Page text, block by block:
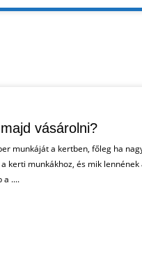
vásárolni?
munkáját a kertben, főleg ha
kerti munkákhoz, és mik lennének
a ....